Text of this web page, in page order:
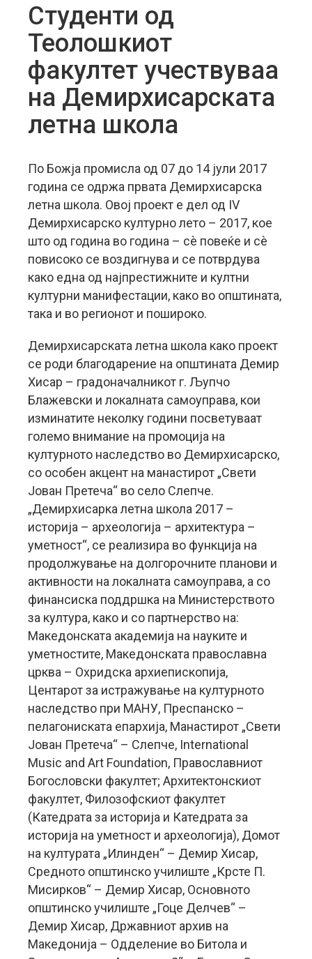
Студенти од
Теолошкиот
факултет учествуваа
на Демирхисарската
летна школа
По Божја промисла од 07 до 14 јули 2017
година се одржа првата Демирхисарска
летна школа. Овој проект е дел од IV
Демирхисарско културно лето – 2017, кое
што од година во година – сѐ повеќе и сѐ
повисоко се воздигнува и се потврдува
како една од најпрестижните и култни
културни манифестации, како во општината,
така и во регионот и пошироко.
Демирхисарската летна школа како проект
се роди благодарение на општината Демир
Хисар – градоначалникот г. Љупчо
Блажевски и локалната самоуправа, кои
изминатите неколку години посветуваат
големо внимание на промоција на
културното наследство во Демирхисарско,
со особен акцент на манастирот „Свети
Јован Претеча“ во село Слепче.
„Демирхисарка летна школа 2017 –
историја – археологија – архитектура –
уметност“, се реализира во функција на
продолжување на долгорочните планови и
активности на локалната самоуправа, а со
финансиска поддршка на Министерството
за култура, како и со партнерство на:
Македонската академија на науките и
уметностите, Македонската православна
црква – Охридска архиепископија,
Центарот за истражување на културното
наследство при МАНУ, Преспанско –
пелагониската епархија, Манастирот „Свети
Јован Претеча“ – Слепче, International
Music and Art Foundation, Православниот
Богословски факултет; Архитектонскиот
факултет, Филозофскиот факултет
(Катедрата за историја и Катедрата за
историја на уметност и археологија), Домот
на културата „Илинден“ – Демир Хисар,
Средното општинско училиште „Крсте П.
Мисирков“ – Демир Хисар, Основното
општинско училиште „Гоце Делчев“ –
Демир Хисар, Државниот архив на
Македонија – Одделение во Битола и